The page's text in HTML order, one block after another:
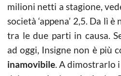
milioni netti a stagione,
società ‘appena’ 2,5. Da lì è
tra le due parti in causa.
ad oggi, Insigne non è più
inamovibile. A dimostrarlo